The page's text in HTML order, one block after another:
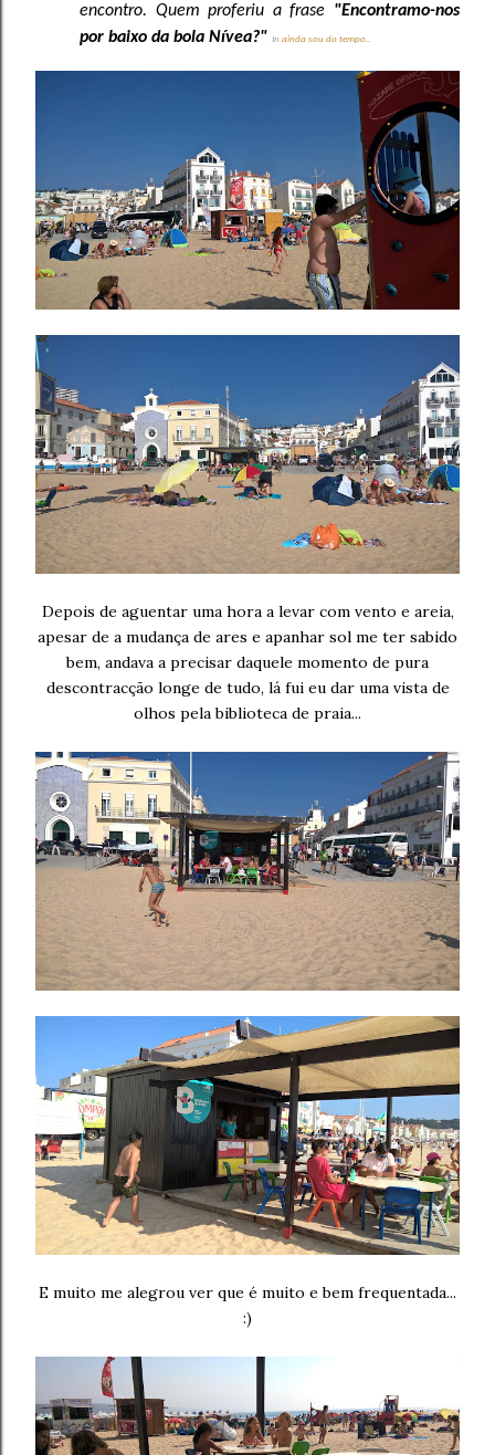
encontro. Quem proferiu a frase "Encontramo-nos
por baixo da bola Nívea?" In ainda sou do tempo..
Depois de aguentar uma hora a levar com vento e areia,
apesar de a mudança de ares e apanhar sol me ter sabido
bem, andava a precisar daquele momento de pura
descontracção longe de tudo, lá fui eu dar uma vista de
olhos pela biblioteca de praia...
E muito me alegrou ver que é muito e bem frequentada...
:)